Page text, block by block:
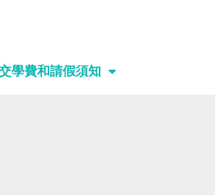
學費和請假須知